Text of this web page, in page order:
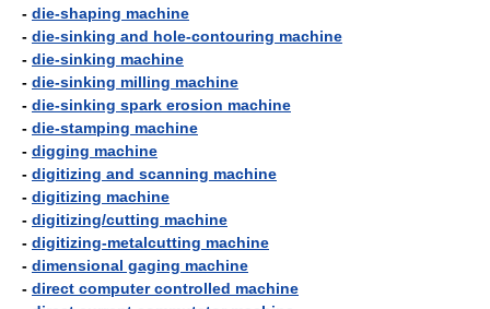
- die-shaping machine
- die-sinking and hole-contouring machine
- die-sinking machine
- die-sinking milling machine
- die-sinking spark erosion machine
- die-stamping machine
- digging machine
- digitizing and scanning machine
- digitizing machine
- digitizing/cutting machine
- digitizing-metalcutting machine
- dimensional gaging machine
- direct computer controlled machine